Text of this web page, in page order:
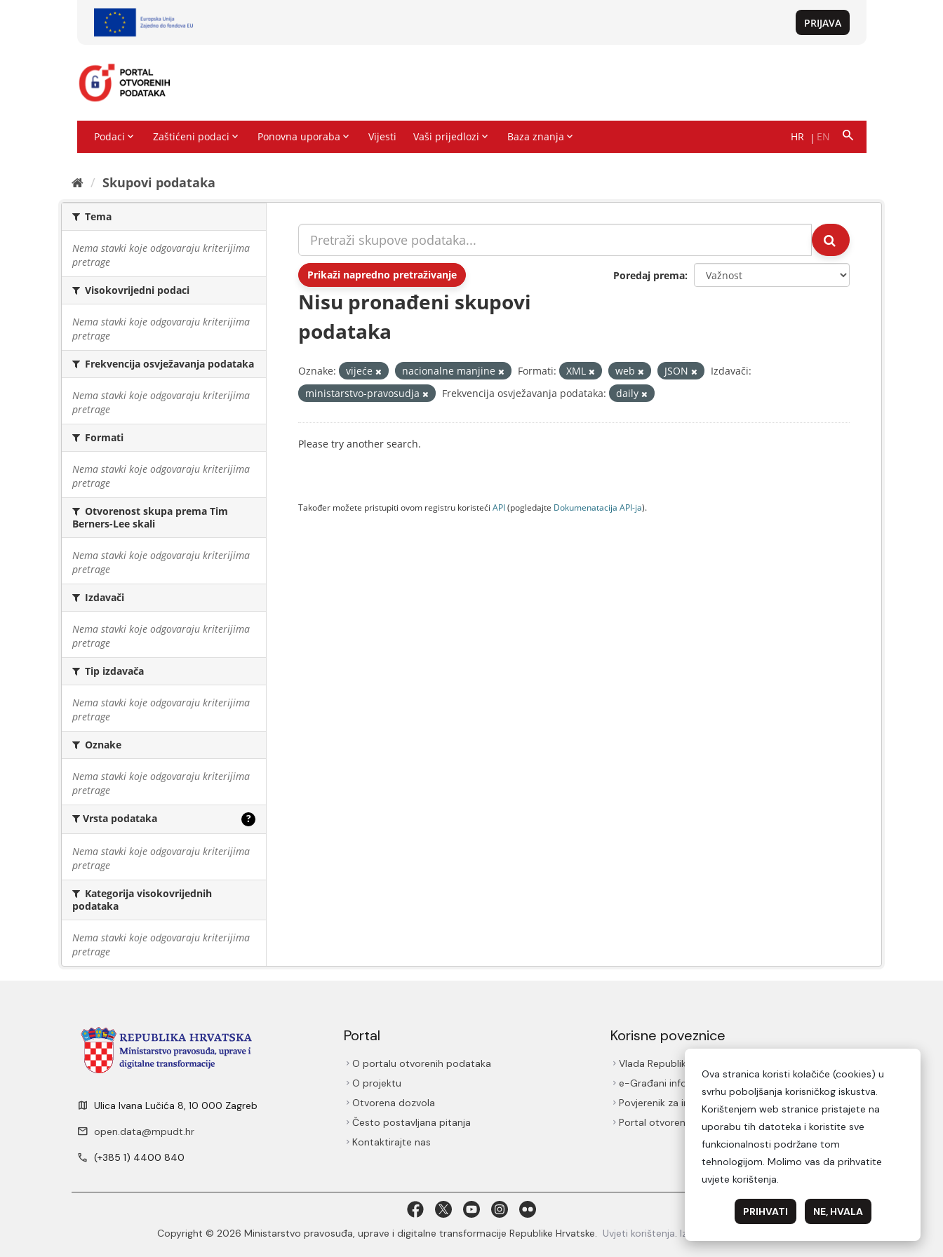
Skupovi podаtаkа
Tema
Nema stavki koje odgovaraju kriterijima
pretrage
Visokovrijedni podaci
Nema stavki koje odgovaraju kriterijima
pretrage
Frekvencija osvježavanja podataka
Nema stavki koje odgovaraju kriterijima
pretrage
Formati
Nema stavki koje odgovaraju kriterijima
pretrage
Otvorenost skupa prema Tim
Berners-Lee skali
Nema stavki koje odgovaraju kriterijima
pretrage
Izdavači
Nema stavki koje odgovaraju kriterijima
pretrage
Tip izdavača
Nema stavki koje odgovaraju kriterijima
pretrage
Oznake
Nema stavki koje odgovaraju kriterijima
pretrage
Vrsta podataka ?
Nema stavki koje odgovaraju kriterijima
pretrage
Kategorija visokovrijednih
podataka
Nema stavki koje odgovaraju kriterijima
pretrage
Prikaži napredno pretraživanje Poredaj prema
Nisu pronađeni skupovi
podataka
Oznake: vijeće nacionalne manjine Formati: XML web JSON
Izdavači:
ministarstvo-pravosudja
Frekvencija osvježavanja podataka: daily
Please try another search.
Također možete pristupiti ovom registru koristeći API(pogledajte Dokumenаtаcijа API-jа).